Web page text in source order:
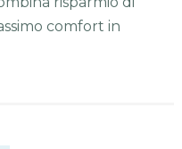
comfort in